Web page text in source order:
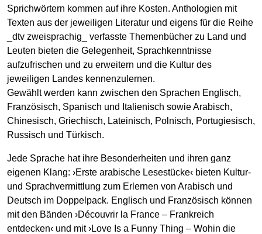
Sprichwörtern kommen auf ihre Kosten. Anthologien mit
Texten aus der jeweiligen Literatur und eigens für die Reihe
_dtv zweisprachig_ verfasste Themenbücher zu Land und
Leuten bieten die Gelegenheit, Sprachkenntnisse
aufzufrischen und zu erweitern und die Kultur des
jeweiligen Landes kennenzulernen.
Gewählt werden kann zwischen den Sprachen Englisch,
Französisch, Spanisch und Italienisch sowie Arabisch,
Chinesisch, Griechisch, Lateinisch, Polnisch, Portugiesisch,
Russisch und Türkisch.
Jede Sprache hat ihre Besonderheiten und ihren ganz
eigenen Klang: ›Erste arabische Lesestücke‹ bieten Kultur-
und Sprachvermittlung zum Erlernen von Arabisch und
Deutsch im Doppelpack. Englisch und Französisch können
mit den Bänden ›Découvrir la France – Frankreich
entdecken‹ und mit ›Love Is a Funny Thing – Wohin die